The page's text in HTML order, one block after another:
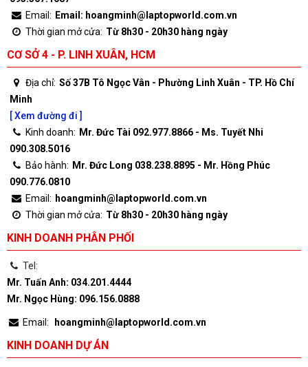
Email: Email: hoangminh@laptopworld.com.vn
Thời gian mở cửa: Từ 8h30 - 20h30 hàng ngày
CƠ SỞ 4 - P. LINH XUÂN, HCM
Địa chỉ: Số 37B Tô Ngọc Vân - Phường Linh Xuân - TP. Hồ Chí
Minh
[ Xem đường đi ]
Kinh doanh: Mr. Đức Tài 092.977.8866 - Ms. Tuyết Nhi
090.308.5016
Bảo hành: Mr. Đức Long 038.238.8895 - Mr. Hồng Phúc
090.776.0810
Email: hoangminh@laptopworld.com.vn
Thời gian mở cửa: Từ 8h30 - 20h30 hàng ngày
KINH DOANH PHÂN PHỐI
Tel:
Mr. Tuấn Anh: 034.201.4444
Mr. Ngọc Hùng: 096.156.0888
Email: hoangminh@laptopworld.com.vn
KINH DOANH DỰ ÁN